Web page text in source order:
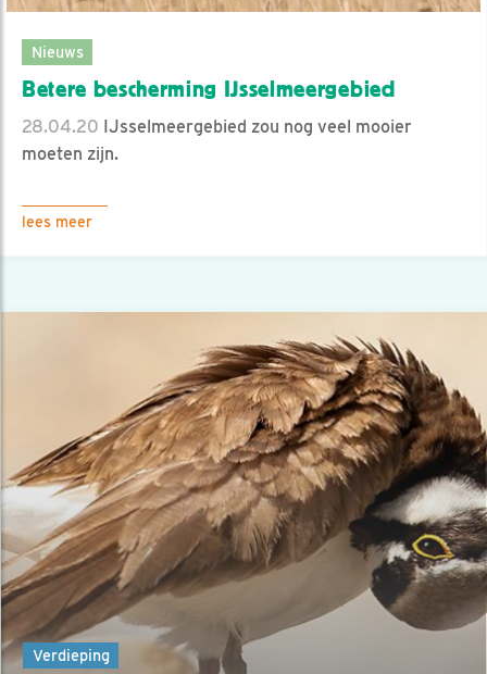
Nieuws
Betere bescherming IJsselmeergebied
28.04.20 IJsselmeergebied zou nog veel mooier
moeten zijn.
lees meer
Verdieping